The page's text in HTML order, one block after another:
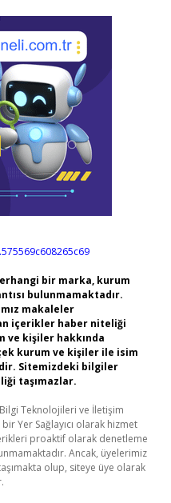
bir marka, kurum
bulunmamaktadır.
makaleler
içerikler haber niteliği
ve kişiler hakkında
kurum ve kişiler ile isim
Sitemizdeki bilgiler
taşımazlar.
Bilgi Teknolojileri ve İletişim
Yer Sağlayıcı olarak hizmet
proaktif olarak denetleme
Ancak, üyelerimiz
olup, siteye üye olarak